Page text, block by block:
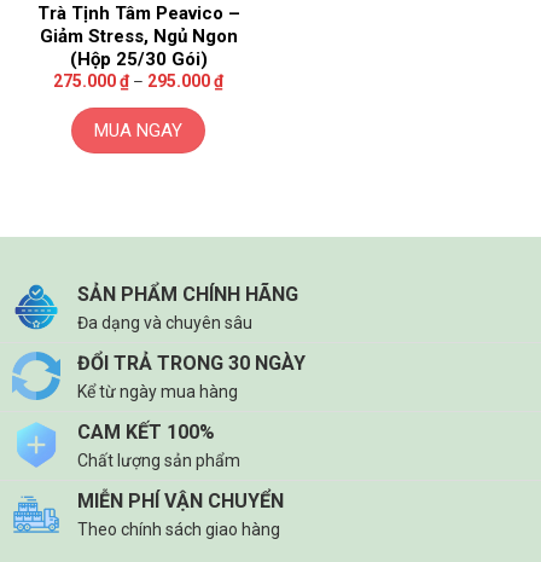
Trà Tịnh Tâm Peavico –
Giảm Stress, Ngủ Ngon
(Hộp 25/30 Gói)
275.000₫ – 295.000₫Khoảng
giá:
MUA NGAY
có
biến
thể.
tùy
chọn
có
thể
được
chọn
trên
SẢN PHẨM CHÍNH HÃNG
Đa dạng và chuyên sâu
ĐỔI TRẢ TRONG 30 NGÀY
Kể từ ngày mua hàng
CAM KẾT 100%
Chất lượng sản phẩm
MIỄN PHÍ VẬN CHUYỂN
Theo chính sách giao hàng